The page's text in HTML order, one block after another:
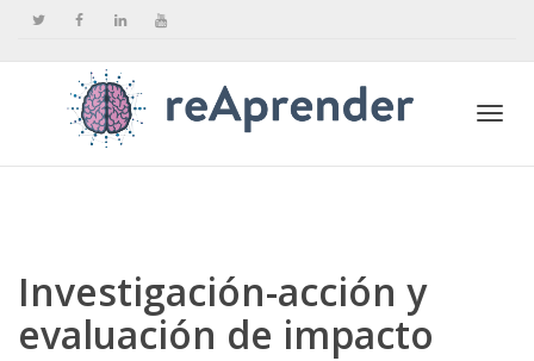
Investigación-acción y
evaluación de impacto